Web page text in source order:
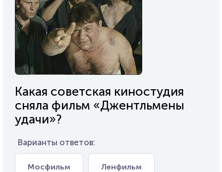
Какая советская киностудия
сняла фильм «Джентльмены
удачи»?
Варианты ответов:
Мосфильм Ленфильм